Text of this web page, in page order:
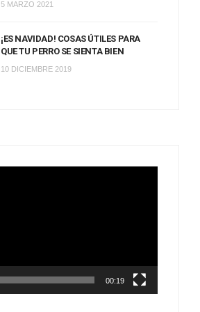
5 MARZO 2021
¡ES NAVIDAD! COSAS ÚTILES PARA
QUE TU PERRO SE SIENTA BIEN
10 DICIEMBRE 2019
00:19